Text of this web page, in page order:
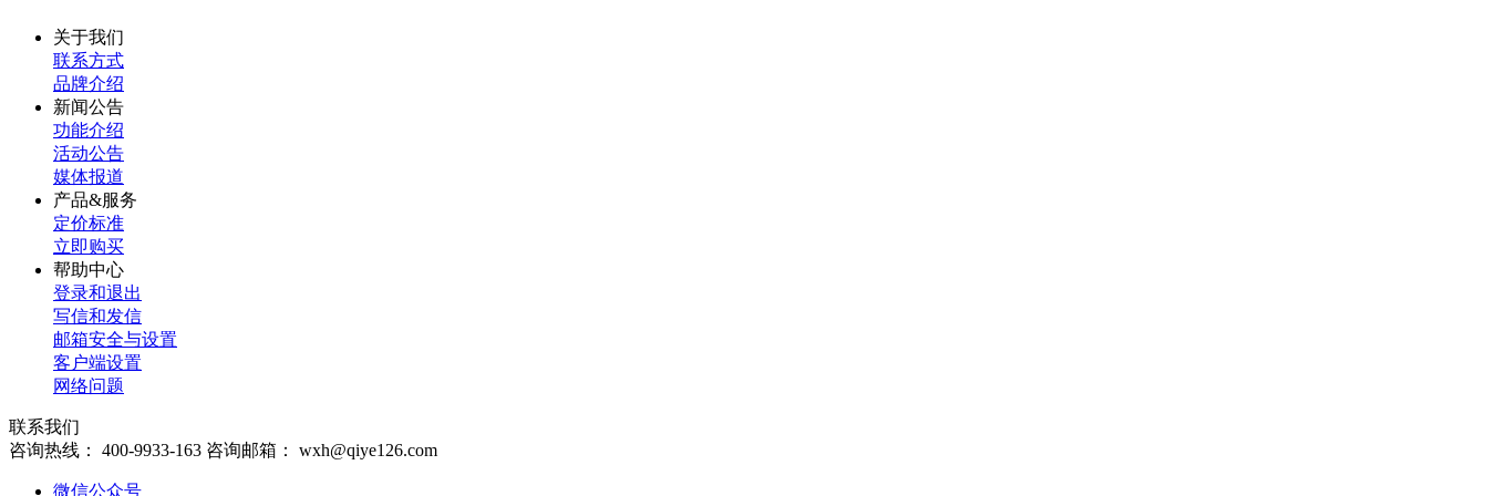
关于我们
联系方式
品牌介绍
新闻公告
功能介绍
活动公告
媒体报道
产品&服务
定价标准
立即购买
帮助中心
登录和退出
写信和发信
邮箱安全与设置
客户端设置
网络问题
联系我们
咨询热线： 400-9933-163 咨询邮箱： wxh@qiye126.com
微信公众号